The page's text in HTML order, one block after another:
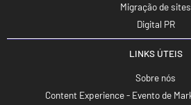
Migração de sites
Digital PR
LINKS ÚTEIS
Sobre nós
Content Experience - Evento de